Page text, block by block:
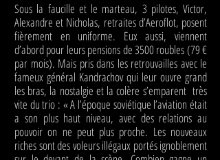
Sous la faucille et le marteau, 3 pilotes, Victor,
Alexandre et Nicholas, retraites d’Aeroflot, posent
fièrement en uniforme. Eux aussi, viennent
d’abord pour leurs pensions de 3500 roubles (79 €
par mois). Mais pris dans les retrouvailles avec le
fameux général Kandrachov qui leur ouvre grand
les bras, la nostalgie et la colère s’emparent très
vite du trio : « A l’époque soviétique l’aviation était
a son plus haut niveau, avec des relations au
pouvoir on ne peut plus proche. Les nouveaux
riches sont des voleurs illégaux portés ignoblement